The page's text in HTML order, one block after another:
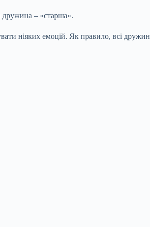
– «старша».
ніяких емоцій. Як правило, всі